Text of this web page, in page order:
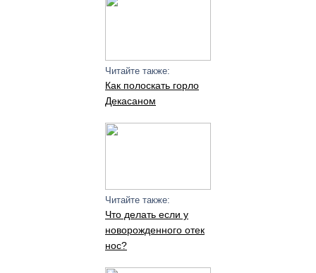
Читайте также:
Как полоскать горло
Декасаном
Читайте также:
Что делать если у
новорожденного отек
нос?